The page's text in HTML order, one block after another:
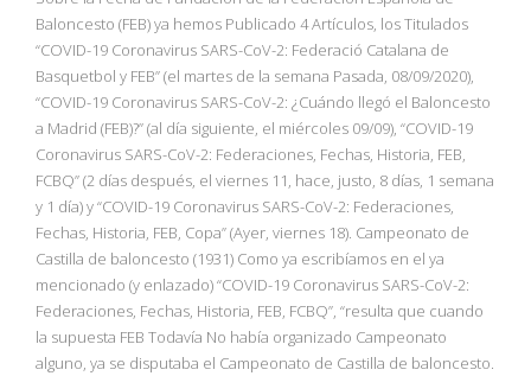
NBA
MULTIMEDIA
Baloncesto (FEB) ya hemos Publicado 4 Artículos, los Titulados
“COVID-19 Coronavirus SARS-CoV-2: Federació Catalana de
Basquetbol y FEB” (el martes de la semana Pasada, 08/09/2020),
“COVID-19 Coronavirus SARS-CoV-2: ¿Cuándo llegó el Baloncesto
a Madrid (FEB)?” (al día siguiente, el miércoles 09/09), “COVID-19
Coronavirus SARS-CoV-2: Federaciones, Fechas, Historia, FEB,
FCBQ” (2 días después, el viernes 11, hace, justo, 8 días, 1 semana
y 1 día) y “COVID-19 Coronavirus SARS-CoV-2: Federaciones,
Fechas, Historia, FEB, Copa” (Ayer, viernes 18). Campeonato de
Castilla de baloncesto (1931) Como ya escribíamos en el ya
mencionado (y enlazado) “COVID-19 Coronavirus SARS-CoV-2:
Federaciones, Fechas, Historia, FEB, FCBQ”, “resulta que cuando
la supuesta FEB Todavía No había organizado Campeonato
alguno, ya se disputaba el Campeonato de Castilla de baloncesto.